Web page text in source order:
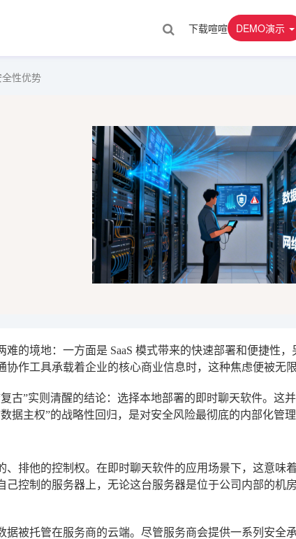
下载喧喧 DEMO演示
性优势
的境地：一方面是 SaaS 模式带来的快速部署和便捷性，
作工具承载着企业的核心商业信息时，这种焦虑便被无限
古”实则清醒的结论：选择本地部署的即时聊天软件。这
据主权”的战略性回归，是对安全风险最彻底的内部化管理
排他的控制权。在即时聊天软件的应用场景下，这意味
控制的服务器上，无论这台服务器是位于公司内部的机
据被托管在服务商的云端。尽管服务商会提供一系列安全